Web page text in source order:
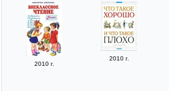
2010 г.
2010 г.